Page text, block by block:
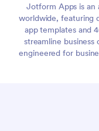
Jotform Apps is an
worldwide, featuring
app templates and
streamline
engineered for